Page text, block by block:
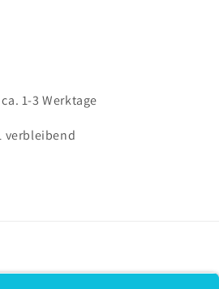
1-3 Werktage
verbleibend